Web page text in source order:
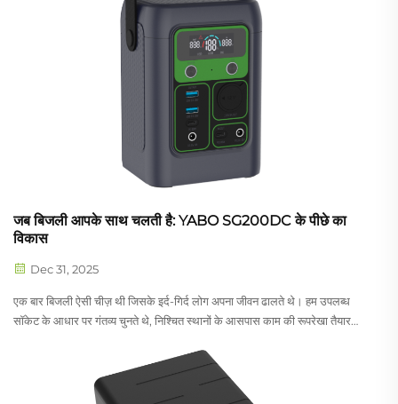
जब बिजली आपके साथ चलती है: YABO SG200DC के पीछे का
विकास
Dec 31, 2025
एक बार बिजली ऐसी चीज़ थी जिसके इर्द-गिर्द लोग अपना जीवन ढालते थे। हम उपलब्ध
सॉकेट के आधार पर गंतव्य चुनते थे, निश्चित स्थानों के आसपास काम की रूपरेखा तैयार
थे। आज, यह संबंध मौलिक रूप से...